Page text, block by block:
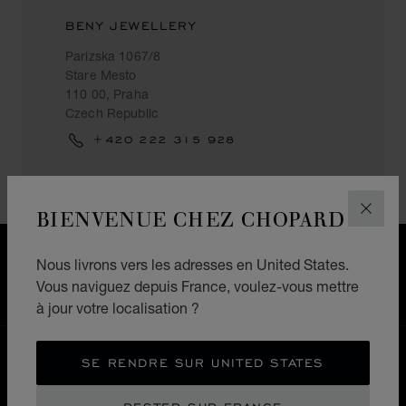
BIENVENUE CHEZ CHOPARD
Nous livrons vers les adresses en United States.
Vous naviguez depuis France, voulez-vous mettre
à jour votre localisation ?
SE RENDRE SUR UNITED STATES
BENY JEWELLERY
Parizska 1067/8
Stare Mesto
110 00, Praha
Czech Republic
+420 222 315 928
PAIEMENT SÉCURISÉ
RETOURS & ÉCHANGES
TOUTES LES BOUTIQUES EUROPE TCHÉQUIE